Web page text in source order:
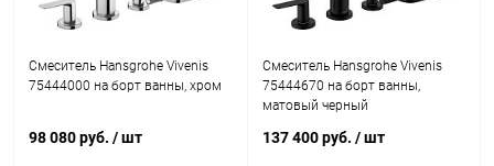
Смеситель Hansgrohe Vivenis
75444000 на борт ванны, хром
98 080 руб. / шт
Смеситель Hansgrohe Vivenis
75444670 на борт ванны,
матовый черный
137 400 руб. / шт